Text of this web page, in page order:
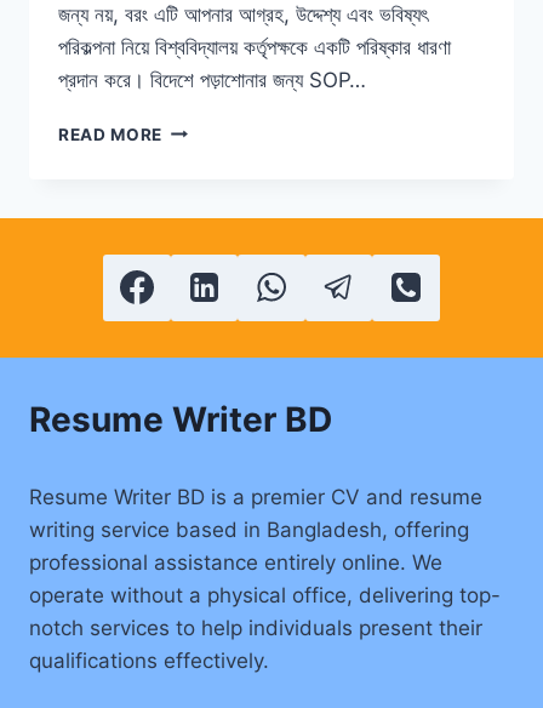
জন্য নয়, বরং এটি আপনার আগ্রহ, উদ্দেশ্য এবং ভবিষ্যৎ
পরিকল্পনা নিয়ে বিশ্ববিদ্যালয় কর্তৃপক্ষকে একটি পরিষ্কার ধারণা
প্রদান করে। বিদেশে পড়াশোনার জন্য SOP…
READ MORE বিদেশে
সেরা
টিপস
Resume Writer BD
Resume Writer BD is a premier CV and resume
writing service based in Bangladesh, offering
professional assistance entirely online. We
operate without a physical office, delivering top-
notch services to help individuals present their
qualifications effectively.